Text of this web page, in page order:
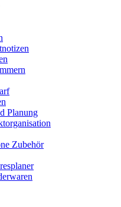
Planung
Zubehör